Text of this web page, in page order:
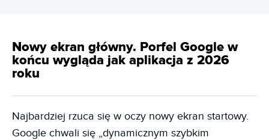
Nowy ekran główny. Porfel Google w
końcu wygląda jak aplikacja z 2026
roku
Najbardziej rzuca się w oczy nowy ekran startowy.
Google chwali się „dynamicznym szybkim